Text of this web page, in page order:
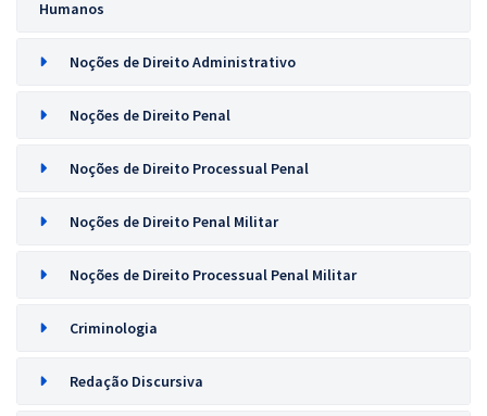
Humanos
Noções de Direito Administrativo
Noções de Direito Penal
Noções de Direito Processual Penal
Noções de Direito Penal Militar
Noções de Direito Processual Penal Militar
Criminologia
Redação Discursiva